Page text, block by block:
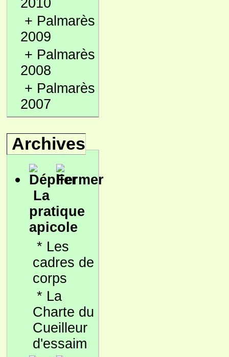
2010
+ Palmarès
2009
+ Palmarès
2008
+ Palmarès
2007
Archives
La
pratique
apicole
* Les
cadres de
corps
* La
Charte du
Cueilleur
d'essaim